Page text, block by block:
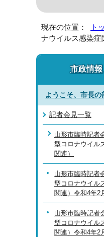
現在の位置： ト
ナウイルス感染症
市政情報
ようこそ、市長の
記者会見一覧
山形市臨時記者
型コロナウイル
関連）
山形市臨時記者
型コロナウイル
関連）令和4年2
山形市臨時記者
型コロナウイル
関連）令和4年2